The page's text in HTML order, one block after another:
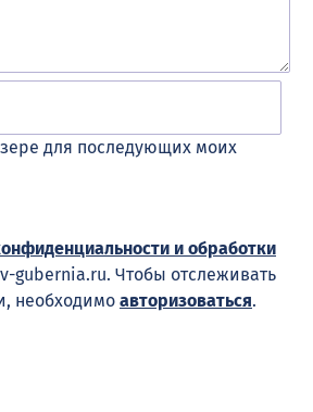
для последующих моих
и обработки
gubernia.ru. Чтобы отслеживать
необходимо авторизоваться.